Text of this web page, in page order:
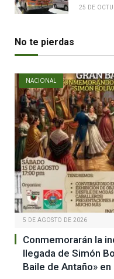
25 DE
No te pierdas
NACIONAL
5 DE AGOSTO DE 2026
Conmemorarán la
llegada de Simón
Baile de Antaño» en